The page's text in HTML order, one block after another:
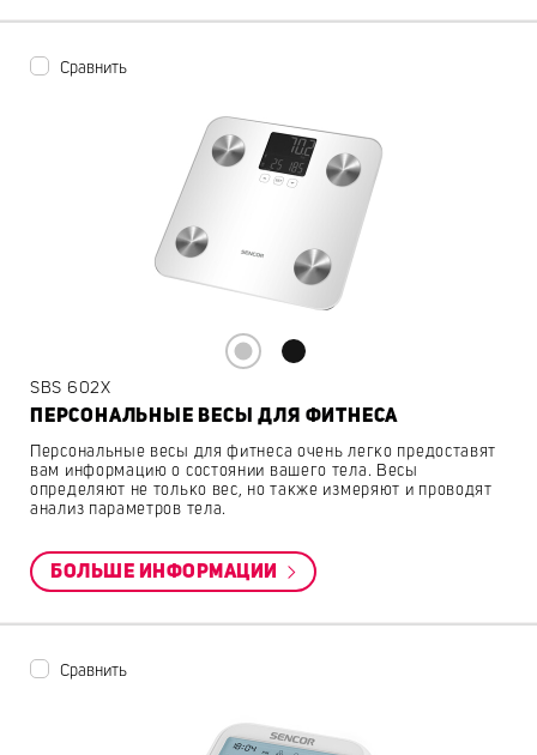
Сравнить
SBS 602X
ПЕРСОНАЛЬНЫЕ ВЕСЫ ДЛЯ ФИТНЕСА
Персональные весы для фитнеса очень легко предоставят
вам информацию о состоянии вашего тела. Весы
определяют не только вес, но также измеряют и проводят
анализ параметров тела.
БОЛЬШЕ ИНФОРМАЦИИ
Сравнить